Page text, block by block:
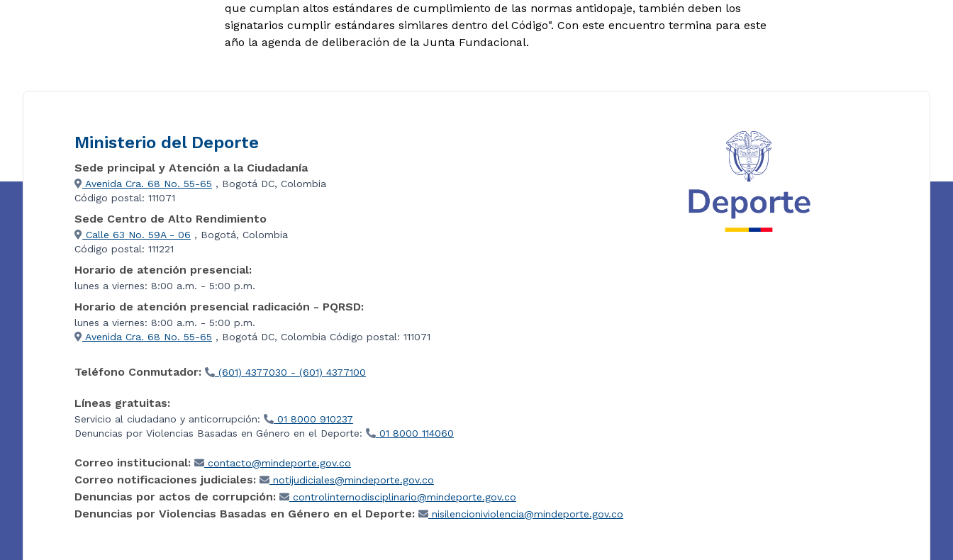
que cumplan altos estándares de cumplimiento de las normas antidopaje, también deben los
signatarios cumplir estándares similares dentro del Código". Con este encuentro termina para este
año la agenda de deliberación de la Junta Fundacional.
Ministerio del Deporte
Sede principal y Atención a la Ciudadanía
Avenida Cra. 68 No. 55-65 , Bogotá DC, Colombia
Código postal: 111071
Sede Centro de Alto Rendimiento
Calle 63 No. 59A - 06 , Bogotá, Colombia
Código postal: 111221
Horario de atención presencial:
lunes a viernes: 8:00 a.m. - 5:00 p.m.
Horario de atención presencial radicación - PQRSD:
lunes a viernes: 8:00 a.m. - 5:00 p.m.
Avenida Cra. 68 No. 55-65 , Bogotá DC, Colombia Código postal: 111071
Teléfono Conmutador: (601) 4377030 - (601) 4377100
Líneas gratuitas:
Servicio al ciudadano y anticorrupción:
01 8000 910237
Denuncias por Violencias Basadas en Género en el Deporte:
01 8000 114060
Correo institucional: contacto@mindeporte.gov.co
Correo notificaciones judiciales: notijudiciales@mindeporte.gov.co
Denuncias por actos de corrupción: controlinternodisciplinario@mindeporte.gov.co
Denuncias por Violencias Basadas en Género en el Deporte: nisilencioniviolencia@mindeporte.gov.co